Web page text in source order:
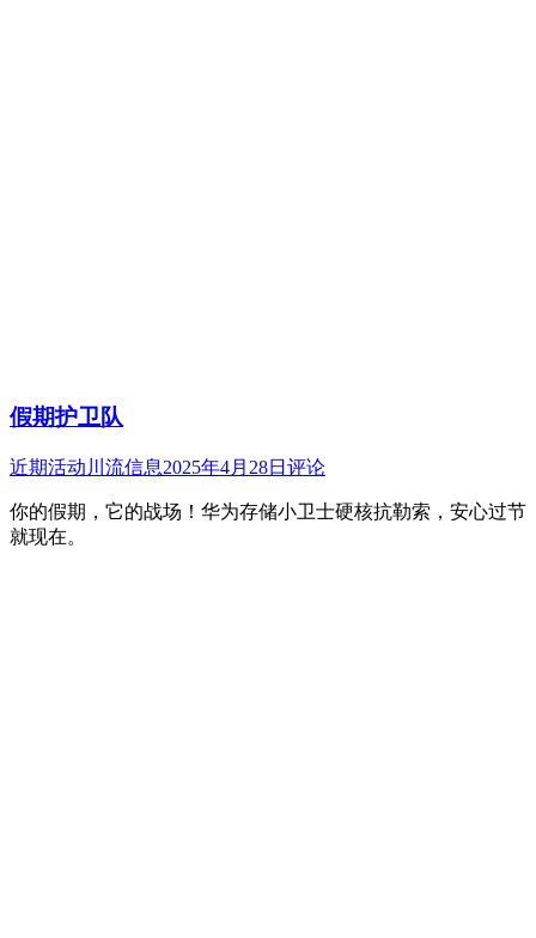
假期护卫队
近期活动 川流信息2025年4月28日 评论
你的假期，它的战场！华为存储小卫士硬核抗勒索，安心过节
就现在。